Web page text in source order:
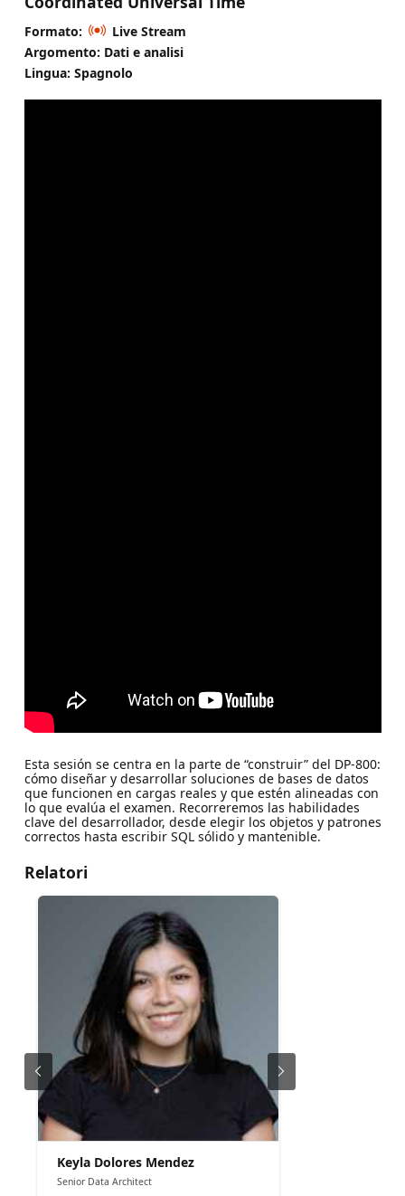
Formato:
Live Stream
Argomento: Dati e analisi
Lingua: Spagnolo
Esta sesión se centra en la parte de “construir” del DP-800:
cómo diseñar y desarrollar soluciones de bases de datos
que funcionen en cargas reales y que estén alineadas con
lo que evalúa el examen. Recorreremos las habilidades
clave del desarrollador, desde elegir los objetos y patrones
correctos hasta escribir SQL sólido y mantenible.
Relatori
Keyla Dolores Mendez
Senior Data Architect